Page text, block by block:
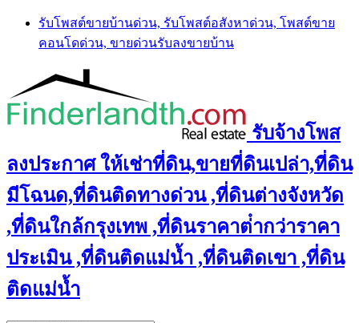
Skip
content
รับโพสต์ขายบ้านด่วน, รับโพสต์อสังหาด่วน, โพสต์ขาย
คอนโดด่วน, ขายด่วนรับลงขายบ้าน
รับจ้างโพส
ลงประกาศ ให้เช่าที่ดิน,ขายที่ดินเปล่า,ที่ดิน
มีโฉนด,ที่ดินติดทางด่วน ,ที่ดินต่างจังหวัด
,ที่ดินใกล้กรุงเทพ ,ที่ดินราคาต่ํากว่าราคา
ประเมิน ,ที่ดินติดแม่น้ำ ,ที่ดินติดเขา ,ที่ดิน
ติดแม่น้ำ